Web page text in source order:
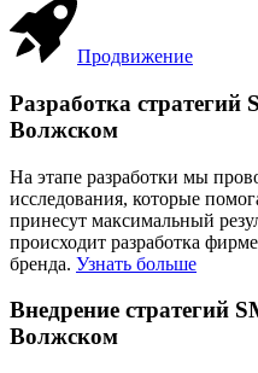
Продвижение
Разработка
Волжском
На этапе разработки мы
исследования, которые
принесут максимальный
происходит разработка
бренда. Узнать больше
Внедрение стратегий
Волжском